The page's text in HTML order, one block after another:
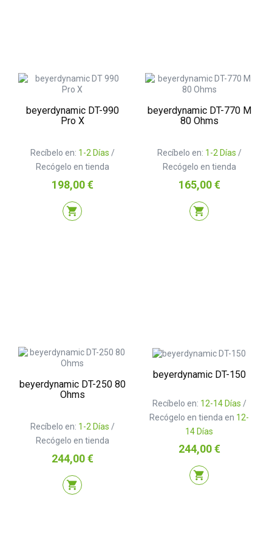
beyerdynamic DT-990
Pro X
Recíbelo en: 1-2 Días /
Recógelo en tienda
Precio
198,00 €
shopping_cart
beyerdynamic DT-770 M
80 Ohms
Recíbelo en: 1-2 Días /
Recógelo en tienda
Precio
165,00 €
shopping_cart
beyerdynamic DT-250 80
Ohms
Recíbelo en: 1-2 Días /
Recógelo en tienda
Precio
244,00 €
shopping_cart
beyerdynamic DT-150
Recíbelo en: 12-14 Días /
Recógelo en tienda en 12-
14 Días
Precio
244,00 €
shopping_cart